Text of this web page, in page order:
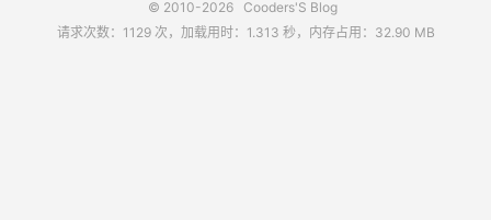
© 2010-2026 Cooders'S Blog
请求次数：1129 次，加载用时：1.313 秒，内存占用：32.90 MB